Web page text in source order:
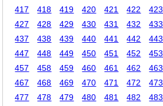
417
418 419 420 421 422 423
427
428 429 430 431 432 433
437
438 439 440 441 442 443
447
448 449 450 451 452 453
457
458 459 460 461 462 463
467
468 469 470 471 472 473
477
478 479 480 481 482 483